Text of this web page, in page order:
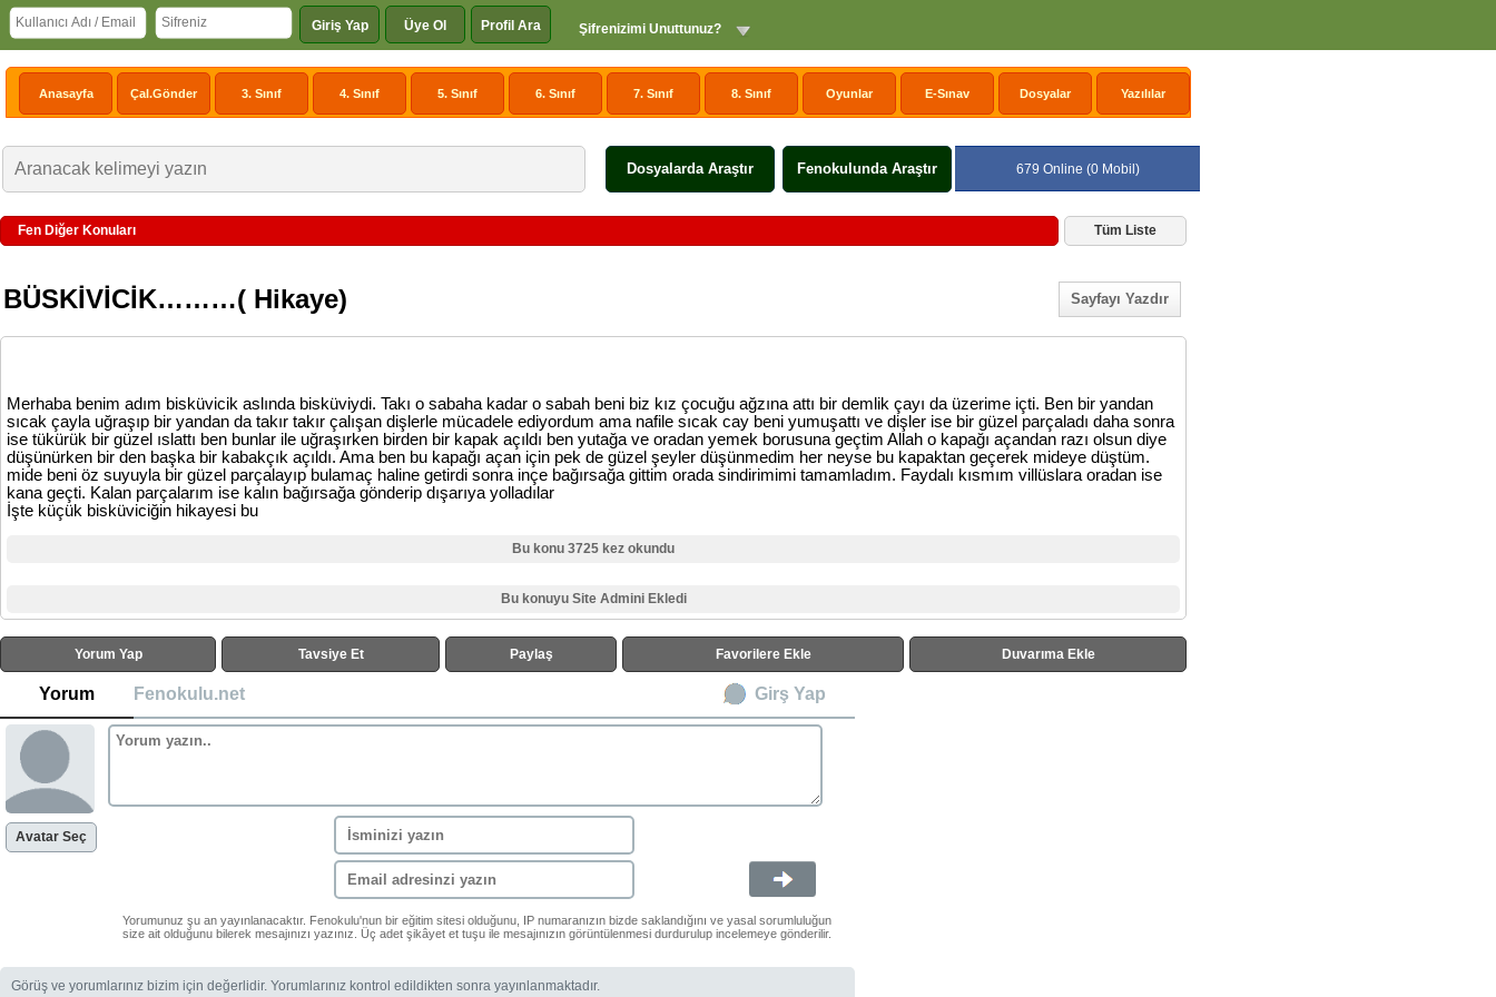
Giriş Yap Üye Ol Profil Ara Şifrenizimi Unuttunuz?
Anasayfa Çal.Gönder 3. Sınıf 4. Sınıf 5. Sınıf 6. Sınıf 7. Sınıf 8. Sınıf Oyunlar E-Sınav Dosyalar Yazılılar
Dosyalarda Araştır Fenokulunda Araştır 679 Online (0 Mobil)
Fen Diğer Konuları Tüm Liste
BÜSKİVİCİK………( Hikaye) Sayfayı Yazdır
Merhaba benim adım bisküvicik aslında bisküviydi. Takı o sabaha kadar o sabah beni biz kız çocuğu ağzına attı bir demlik çayı da üzerime içti. Ben bir yandan
sıcak çayla uğraşıp bir yandan da takır takır çalışan dişlerle mücadele ediyordum ama nafile sıcak cay beni yumuşattı ve dişler ise bir güzel parçaladı daha sonra
ise tükürük bir güzel ıslattı ben bunlar ile uğraşırken birden bir kapak açıldı ben yutağa ve oradan yemek borusuna geçtim Allah o kapağı açandan razı olsun diye
düşünürken bir den başka bir kabakçık açıldı. Ama ben bu kapağı açan için pek de güzel şeyler düşünmedim her neyse bu kapaktan geçerek mideye düştüm.
mide beni öz suyuyla bir güzel parçalayıp bulamaç haline getirdi sonra inçe bağırsağa gittim orada sindirimimi tamamladım. Faydalı kısmım villüslara oradan ise
kana geçti. Kalan parçalarım ise kalın bağırsağa gönderip dışarıya yolladılar
İşte küçük bisküviciğin hikayesi bu
Bu konu 3725 kez okundu
Bu konuyu Site Admini Ekledi
Yorum Yap Tavsiye Et Paylaş Favorilere Ekle Duvarıma Ekle
Yorum Fenokulu.net Girş Yap
Avatar Seç
Yorumunuz şu an yayınlanacaktır. Fenokulu'nun bir eğitim sitesi olduğunu, IP numaranızın bizde saklandığını ve yasal sorumluluğun
size ait olduğunu bilerek mesajınızı yazınız. Üç adet şikâyet et tuşu ile mesajınızın görüntülenmesi durdurulup incelemeye gönderilir.
Görüş ve yorumlarınız bizim için değerlidir. Yorumlarınız kontrol edildikten sonra yayınlanmaktadır.